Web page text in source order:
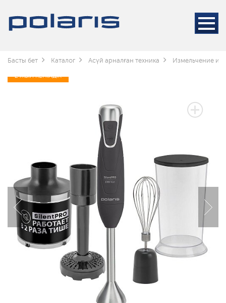
Басты бет Каталог Асүй арналған техника Измельчение и
2 ЖЫЛ КЕПІЛДІК